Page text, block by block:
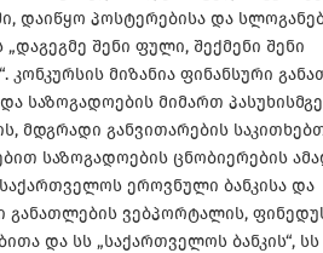
დაიწყო პოსტერებისა და
„დაგეგმე შენი ფული, შექმენი შენი
კონკურსის მიზანია ფინანსური
საზოგადოების მიმართ
მდგრადი განვითარების
საზოგადოების ცნობიერების
ეროვნული ბანკისა და
განათლების ვებპორტალის,
და სს „საქართველოს ბანკის“, სს